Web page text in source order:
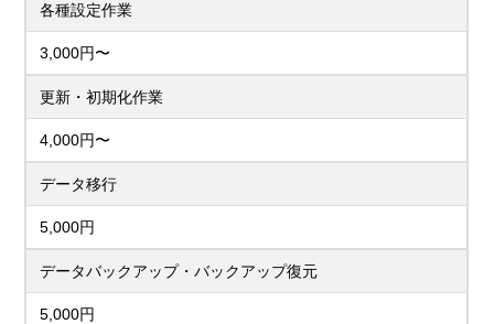
各種設定作業
3,000円〜
更新・初期化作業
4,000円〜
データ移行
5,000円
データバックアップ・バックアップ復元
5,000円